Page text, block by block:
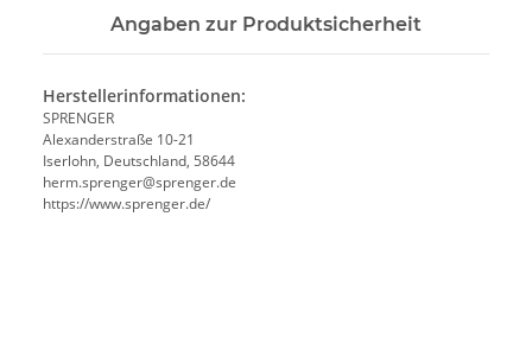
Angaben zur Produktsicherheit
Herstellerinformationen:
SPRENGER
Alexanderstraße 10-21
Iserlohn, Deutschland, 58644
herm.sprenger@sprenger.de
https://www.sprenger.de/